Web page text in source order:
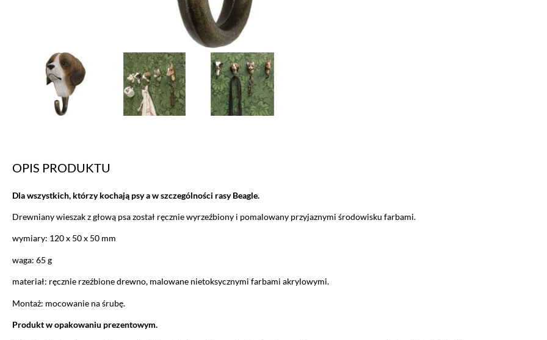
OPIS PRODUKTU
Dla wszystkich, którzy kochają psy a w szczególności rasy Beagle.
Drewniany wieszak z głową psa został ręcznie wyrzeźbiony i pomalowany przyjaznymi środowisku farbami.
wymiary: 120 x 50 x 50 mm
waga: 65 g
materiał: ręcznie rzeźbione drewno, malowane nietoksycznymi farbami akrylowymi.
Montaż: mocowanie na śrubę.
Produkt w opakowaniu prezentowym.